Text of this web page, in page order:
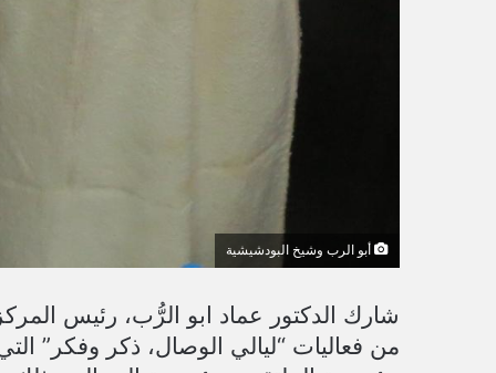
أبو الرب وشيخ البودشيشية
شارك الدكتور عماد ابو الرُّب، رئيس
من فعاليات “ليالي الوصال، ذكر وفكر”